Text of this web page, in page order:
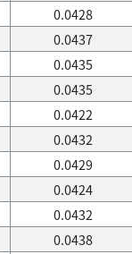
0.0428
0.0437
0.0435
0.0435
0.0422
0.0432
0.0429
0.0424
0.0432
0.0438